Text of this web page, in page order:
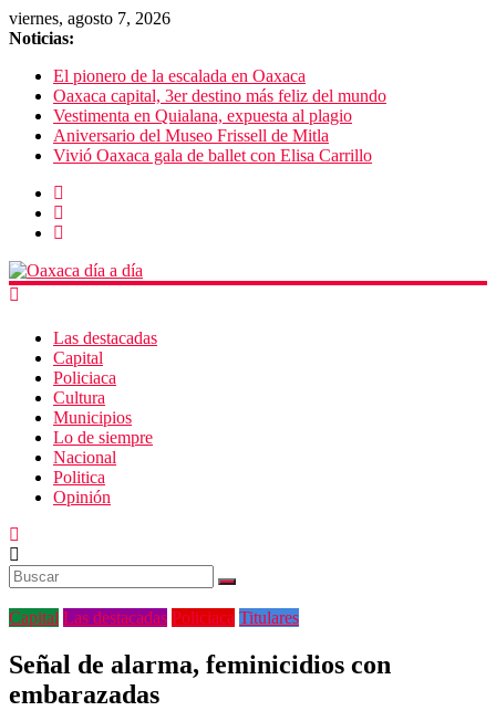
viernes, agosto 7, 2026
Noticias:
El pionero de la escalada en Oaxaca
Oaxaca capital, 3er destino más feliz del mundo
Vestimenta en Quialana, expuesta al plagio
Aniversario del Museo Frissell de Mitla
Vivió Oaxaca gala de ballet con Elisa Carrillo
Las destacadas
Capital
Policiaca
Cultura
Municipios
Lo de siempre
Nacional
Politica
Opinión
Capital Las destacadas Policiaca Titulares
Señal de alarma, feminicidios con
embarazadas